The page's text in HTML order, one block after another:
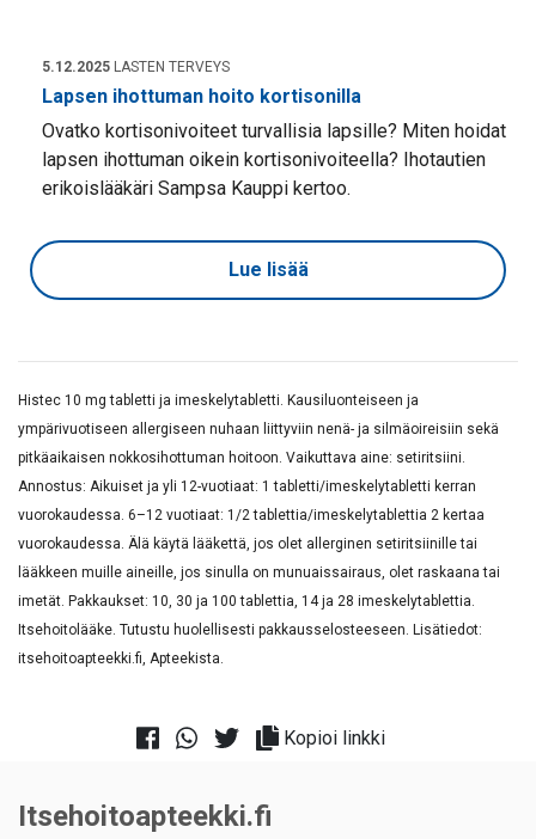
5.12.2025 LASTEN TERVEYS
Lapsen ihottuman hoito kortisonilla
Ovatko kortisonivoiteet turvallisia lapsille? Miten hoidat
lapsen ihottuman oikein kortisonivoiteella? Ihotautien
erikoislääkäri Sampsa Kauppi kertoo.
Lue lisää
Histec 10 mg tabletti ja imeskelytabletti. Kausiluonteiseen ja
ympärivuotiseen allergiseen nuhaan liittyviin nenä- ja silmäoireisiin sekä
pitkäaikaisen nokkosihottuman hoitoon. Vaikuttava aine: setiritsiini.
Annostus: Aikuiset ja yli 12-vuotiaat: 1 tabletti/imeskelytabletti kerran
vuorokaudessa. 6–12 vuotiaat: 1/2 tablettia/imeskelytablettia 2 kertaa
vuorokaudessa. Älä käytä lääkettä, jos olet allerginen setiritsiinille tai
lääkkeen muille aineille, jos sinulla on munuaissairaus, olet raskaana tai
imetät. Pakkaukset: 10, 30 ja 100 tablettia, 14 ja 28 imeskelytablettia.
Itsehoitolääke. Tutustu huolellisesti pakkausselosteeseen. Lisätiedot:
itsehoitoapteekki.fi, Apteekista.
Kopioi linkki
Itsehoitoapteekki.fi